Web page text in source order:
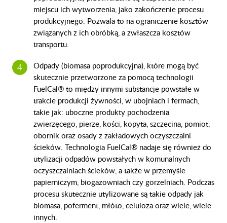
miejscu ich wytworzenia, jako zakończenie procesu
produkcyjnego. Pozwala to na ograniczenie kosztów
związanych z ich obróbką, a zwłaszcza kosztów
transportu.
Odpady (biomasa poprodukcyjna), które mogą być
skutecznie przetworzone za pomocą technologii
FuelCal® to między innymi substancje powstałe w
trakcie produkcji żywności, w ubojniach i fermach,
takie jak: uboczne produkty pochodzenia
zwierzęcego, pierze, kości, kopyta, szczecina, pomiot,
obornik oraz osady z zakładowych oczyszczalni
ścieków. Technologia FuelCal® nadaje się również do
utylizacji odpadów powstałych w komunalnych
oczyszczalniach ścieków, a także w przemyśle
papierniczym, biogazowniach czy gorzelniach. Podczas
procesu skutecznie utylizowane są takie odpady jak
biomasa, poferment, młóto, celuloza oraz wiele, wiele
innych.